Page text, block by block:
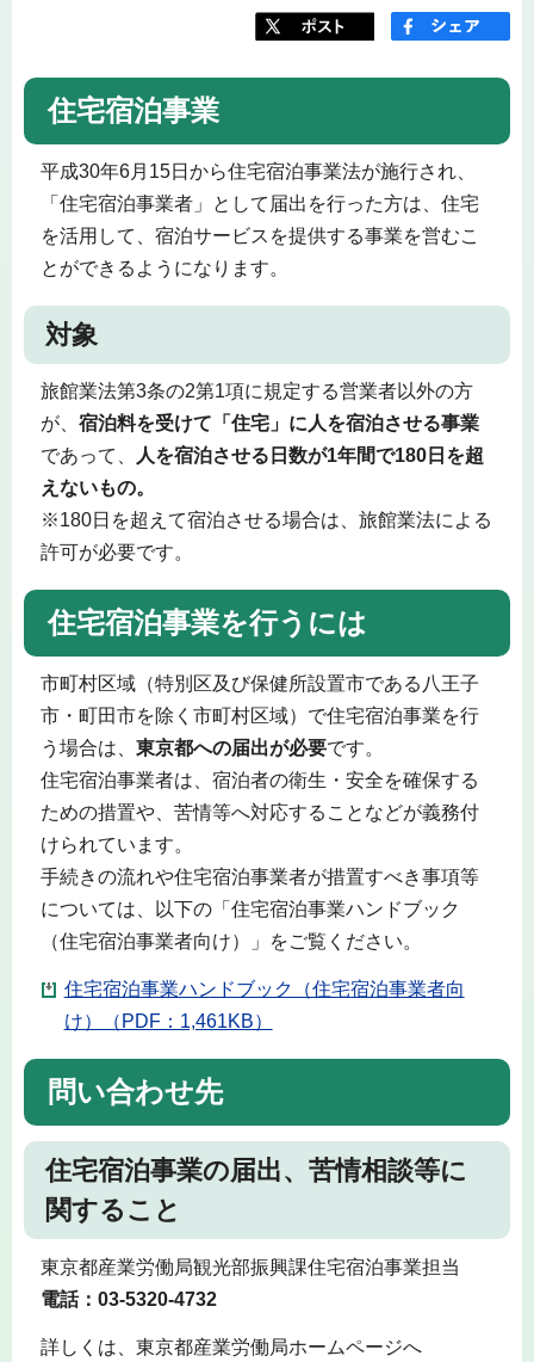
住宅宿泊事業
平成30年6月15日から住宅宿泊事業法が施行され、
「住宅宿泊事業者」として届出を行った方は、住宅
を活用して、宿泊サービスを提供する事業を営むこ
とができるようになります。
対象
旅館業法第3条の2第1項に規定する営業者以外の方
が、 宿泊料を受けて「住宅」に人を宿泊させる事業
であって、
人を宿泊させる日数が1年間で180日を超
えないもの。
※180日を超えて宿泊させる場合は、旅館業法による
許可が必要です。
住宅宿泊事業を行うには
市町村区域（特別区及び保健所設置市である八王子
市・町田市を除く市町村区域）で住宅宿泊事業を行
う場合は、 東京都への届出が必要です。
住宅宿泊事業者は、宿泊者の衛生・安全を確保する
ための措置や、苦情等へ対応することなどが義務付
けられています。
手続きの流れや住宅宿泊事業者が措置すべき事項等
については、以下の「住宅宿泊事業ハンドブック
（住宅宿泊事業者向け）」をご覧ください。
住宅宿泊事業ハンドブック（住宅宿泊事業者向
け）（PDF：1,461KB）
問い合わせ先
住宅宿泊事業の届出、苦情相談等に
関すること
東京都産業労働局観光部振興課住宅宿泊事業担当
電話：03-5320-4732
詳しくは、東京都産業労働局ホームページへ